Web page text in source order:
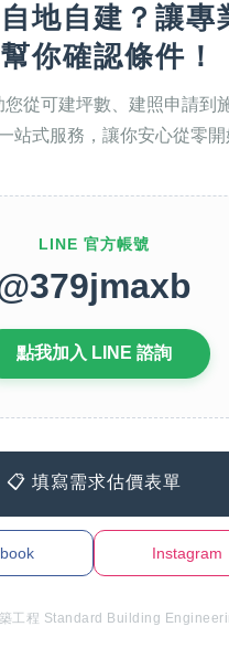
地自建？讓專
你確認條件！
您從可建坪數、建照申請到
站式服務，讓你安心從零開
LINE 官方帳號
點我加入 LINE 諮詢
📋 填寫需求估價表單
Instagram
工程 Standard Building